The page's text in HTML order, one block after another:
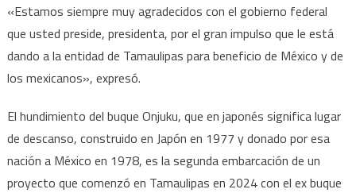
«Estamos siempre muy agradecidos con el gobierno federal
que usted preside, presidenta, por el gran impulso que le está
dando a la entidad de Tamaulipas para beneficio de México y de
los mexicanos», expresó.
El hundimiento del buque Onjuku, que en japonés significa lugar
de descanso, construido en Japón en 1977 y donado por esa
nación a México en 1978, es la segunda embarcación de un
proyecto que comenzó en Tamaulipas en 2024 con el ex buque